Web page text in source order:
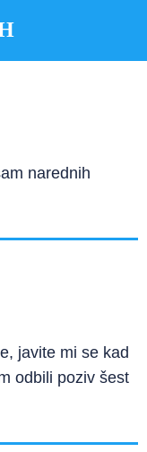
narednih
javite mi se kad
odbili poziv šest